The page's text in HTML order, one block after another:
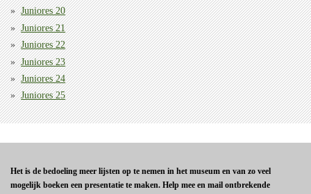
Juniores 20
Juniores 21
Juniores 22
Juniores 23
Juniores 24
Juniores 25
Het is de bedoeling meer lijsten op te nemen in het museum en van zo veel
mogelijk boeken een presentatie te maken. Help mee en mail ontbrekende